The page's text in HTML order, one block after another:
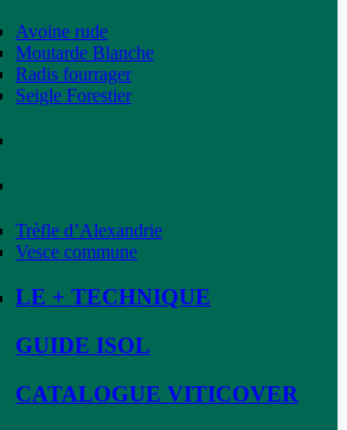
Avoine rude
Moutarde Blanche
Radis fourrager
Seigle Forestier
Trèfle d’Alexandrie
Vesce commune
LE + TECHNIQUE
GUIDE ISOL
CATALOGUE VITICOVER